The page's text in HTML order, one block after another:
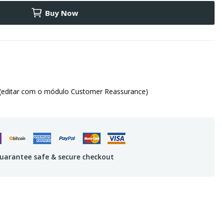
Buy Now
com o módulo Customer Reassurance)
safe & secure checkout